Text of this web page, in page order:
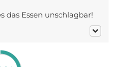
das Essen unschlagbar!